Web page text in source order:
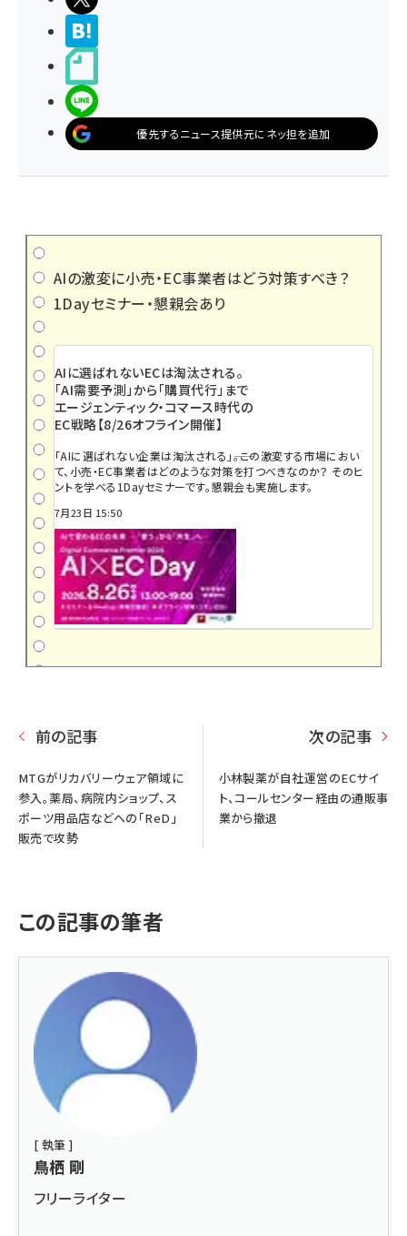
優先するニュース提供元にネッ担を追加
AIの激変に小売・EC事業者はどう対策すべき？
1Dayセミナー・懇親会あり
AIに選ばれないECは淘汰される。
「AI需要予測」から「購買代行」まで
エージェンティック・コマース時代の
EC戦略【8/26オフライン開催】
「AIに選ばれない企業は淘汰される」――。この激変する市場におい
て、小売・EC事業者はどのような対策を打つべきなのか？ そのヒ
ントを学べる1Dayセミナーです。懇親会も実施します。
7月23日 15:50
前の記事
MTGがリカバリーウェア領域に
参入。薬局、病院内ショップ、ス
ポーツ用品店などへの「ReD」
販売で攻勢
次の記事
小林製薬が自社運営のECサイ
ト、コールセンター経由の通販事
業から撤退
この記事の筆者
[ 執筆 ]
鳥栖 剛
フリーライター